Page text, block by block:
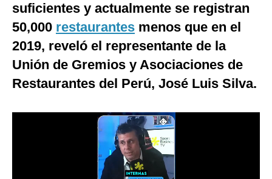
Tecnología
Club del Suscriptor
Mix
suficientes y actualmente se registran
50,000 restaurantes menos que en el
2019, reveló el representante de la
Unión de Gremios y Asociaciones de
Restaurantes del Perú, José Luis Silva.